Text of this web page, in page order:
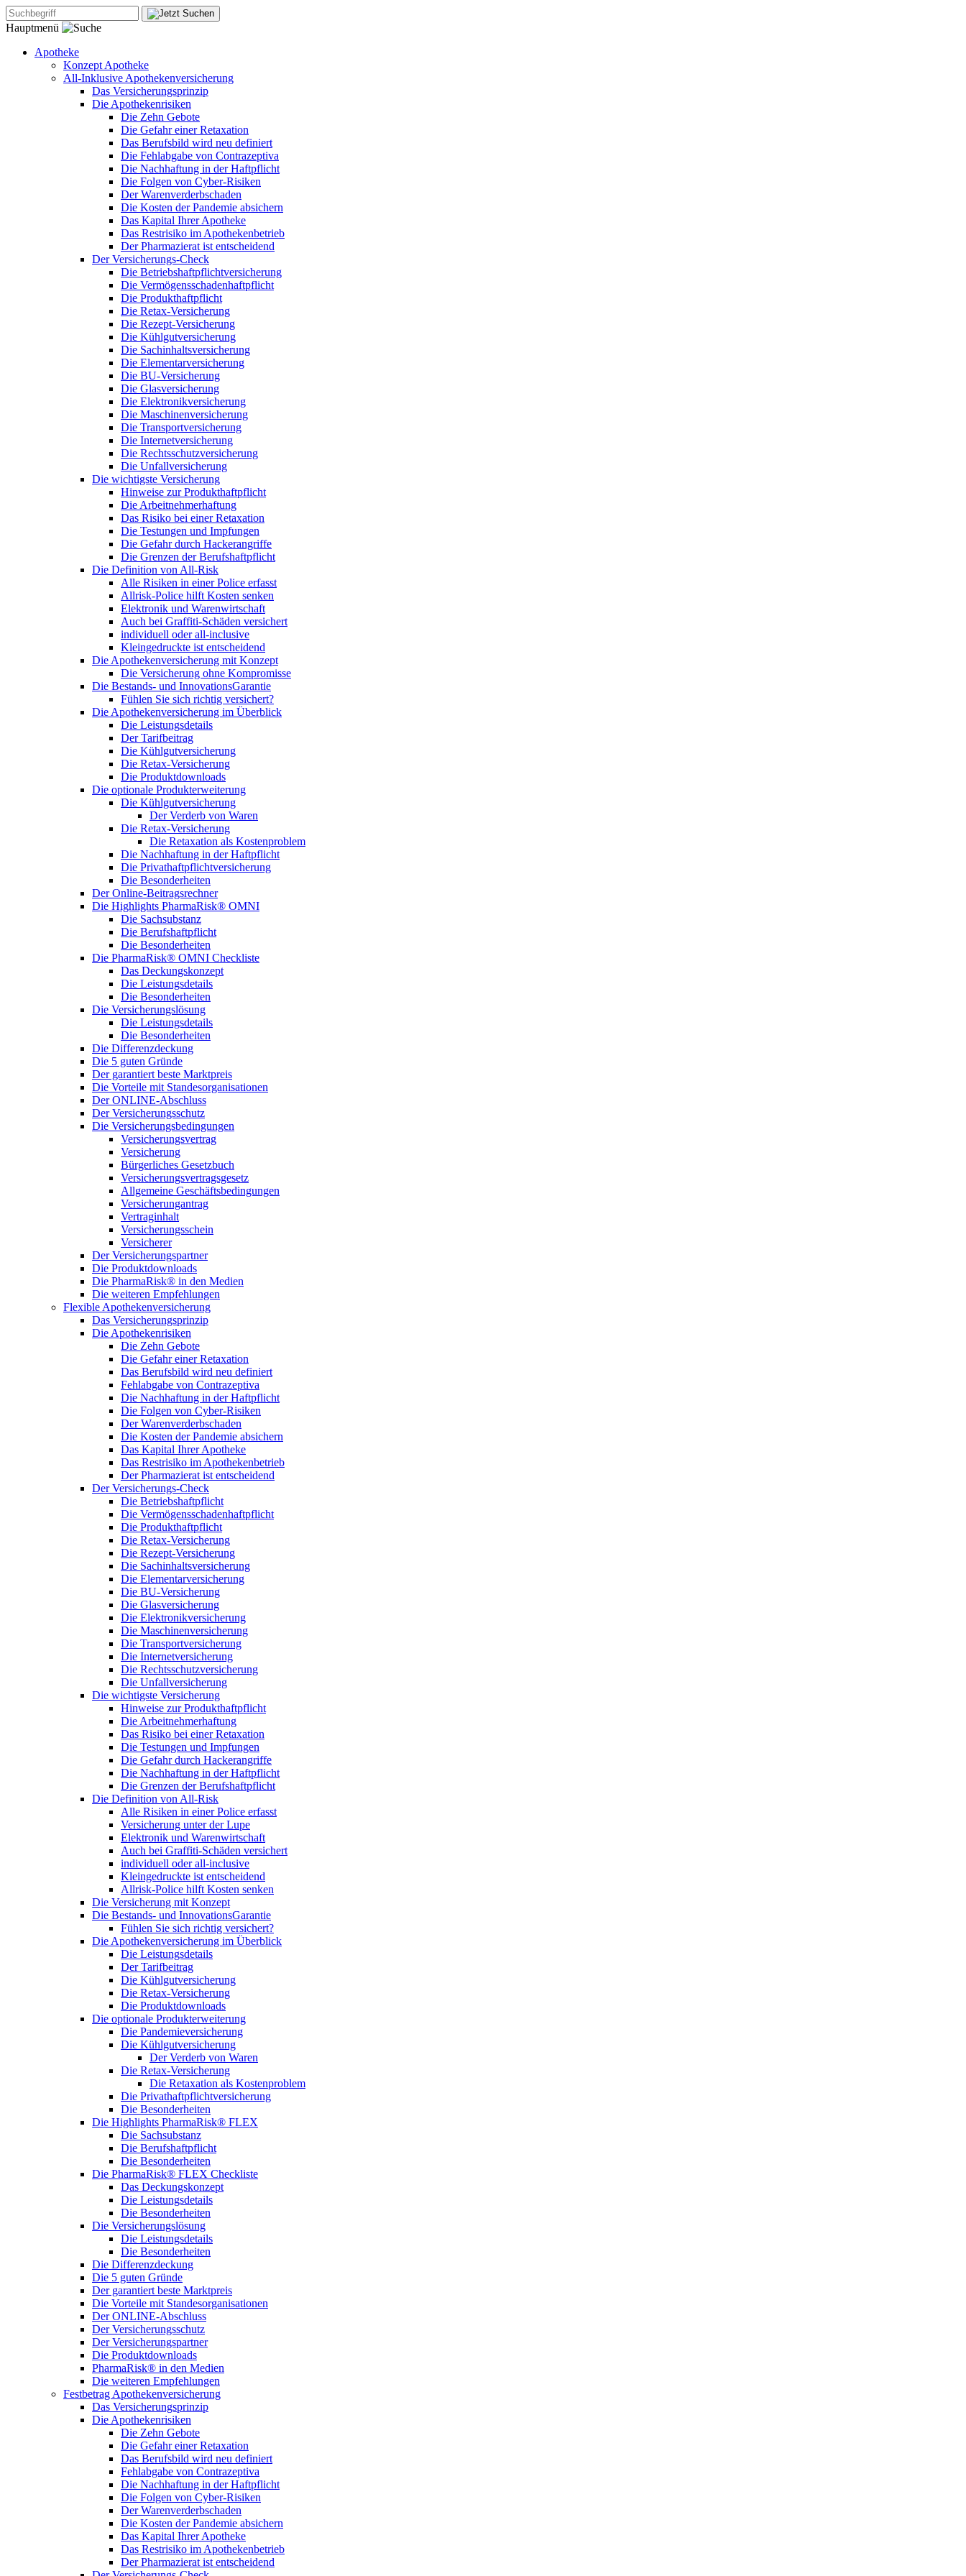
Hauptmenü
Apotheke
Konzept Apotheke
All-Inklusive Apothekenversicherung
Das Versicherungsprinzip
Die Apothekenrisiken
Die Zehn Gebote
Die Gefahr einer Retaxation
Das Berufsbild wird neu definiert
Die Fehlabgabe von Contrazeptiva
Die Nachhaftung in der Haftpflicht
Die Folgen von Cyber-Risiken
Der Warenverderbschaden
Die Kosten der Pandemie absichern
Das Kapital Ihrer Apotheke
Das Restrisiko im Apothekenbetrieb
Der Pharmazierat ist entscheidend
Der Versicherungs-Check
Die Betriebshaftpflichtversicherung
Die Vermögensschadenhaftpflicht
Die Produkthaftpflicht
Die Retax-Versicherung
Die Rezept-Versicherung
Die Kühlgutversicherung
Die Sachinhaltsversicherung
Die Elementarversicherung
Die BU-Versicherung
Die Glasversicherung
Die Elektronikversicherung
Die Maschinenversicherung
Die Transportversicherung
Die Internetversicherung
Die Rechtsschutzversicherung
Die Unfallversicherung
Die wichtigste Versicherung
Hinweise zur Produkthaftpflicht
Die Arbeitnehmerhaftung
Das Risiko bei einer Retaxation
Die Testungen und Impfungen
Die Gefahr durch Hackerangriffe
Die Grenzen der Berufshaftpflicht
Die Definition von All-Risk
Alle Risiken in einer Police erfasst
Allrisk-Police hilft Kosten senken
Elektronik und Warenwirtschaft
Auch bei Graffiti-Schäden versichert
individuell oder all-inclusive
Kleingedruckte ist entscheidend
Die Apothekenversicherung mit Konzept
Die Versicherung ohne Kompromisse
Die Bestands- und InnovationsGarantie
Fühlen Sie sich richtig versichert?
Die Apothekenversicherung im Überblick
Die Leistungsdetails
Der Tarifbeitrag
Die Kühlgutversicherung
Die Retax-Versicherung
Die Produktdownloads
Die optionale Produkterweiterung
Die Kühlgutversicherung
Der Verderb von Waren
Die Retax-Versicherung
Die Retaxation als Kostenproblem
Die Nachhaftung in der Haftpflicht
Die Privathaftpflichtversicherung
Die Besonderheiten
Der Online-Beitragsrechner
Die Highlights PharmaRisk® OMNI
Die Sachsubstanz
Die Berufshaftpflicht
Die Besonderheiten
Die PharmaRisk® OMNI Checkliste
Das Deckungskonzept
Die Leistungsdetails
Die Besonderheiten
Die Versicherungslösung
Die Leistungsdetails
Die Besonderheiten
Die Differenzdeckung
Die 5 guten Gründe
Der garantiert beste Marktpreis
Die Vorteile mit Standesorganisationen
Der ONLINE-Abschluss
Der Versicherungsschutz
Die Versicherungsbedingungen
Versicherungsvertrag
Versicherung
Bürgerliches Gesetzbuch
Versicherungsvertragsgesetz
Allgemeine Geschäftsbedingungen
Versicherungantrag
Vertraginhalt
Versicherungsschein
Versicherer
Der Versicherungspartner
Die Produktdownloads
Die PharmaRisk® in den Medien
Die weiteren Empfehlungen
Flexible Apothekenversicherung
Das Versicherungsprinzip
Die Apothekenrisiken
Die Zehn Gebote
Die Gefahr einer Retaxation
Das Berufsbild wird neu definiert
Fehlabgabe von Contrazeptiva
Die Nachhaftung in der Haftpflicht
Die Folgen von Cyber-Risiken
Der Warenverderbschaden
Die Kosten der Pandemie absichern
Das Kapital Ihrer Apotheke
Das Restrisiko im Apothekenbetrieb
Der Pharmazierat ist entscheidend
Der Versicherungs-Check
Die Betriebshaftpflicht
Die Vermögensschadenhaftpflicht
Die Produkthaftpflicht
Die Retax-Versicherung
Die Rezept-Versicherung
Die Sachinhaltsversicherung
Die Elementarversicherung
Die BU-Versicherung
Die Glasversicherung
Die Elektronikversicherung
Die Maschinenversicherung
Die Transportversicherung
Die Internetversicherung
Die Rechtsschutzversicherung
Die Unfallversicherung
Die wichtigste Versicherung
Hinweise zur Produkthaftpflicht
Die Arbeitnehmerhaftung
Das Risiko bei einer Retaxation
Die Testungen und Impfungen
Die Gefahr durch Hackerangriffe
Die Nachhaftung in der Haftpflicht
Die Grenzen der Berufshaftpflicht
Die Definition von All-Risk
Alle Risiken in einer Police erfasst
Versicherung unter der Lupe
Elektronik und Warenwirtschaft
Auch bei Graffiti-Schäden versichert
individuell oder all-inclusive
Kleingedruckte ist entscheidend
Allrisk-Police hilft Kosten senken
Die Versicherung mit Konzept
Die Bestands- und InnovationsGarantie
Fühlen Sie sich richtig versichert?
Die Apothekenversicherung im Überblick
Die Leistungsdetails
Der Tarifbeitrag
Die Kühlgutversicherung
Die Retax-Versicherung
Die Produktdownloads
Die optionale Produkterweiterung
Die Pandemieversicherung
Die Kühlgutversicherung
Der Verderb von Waren
Die Retax-Versicherung
Die Retaxation als Kostenproblem
Die Privathaftpflichtversicherung
Die Besonderheiten
Die Highlights PharmaRisk® FLEX
Die Sachsubstanz
Die Berufshaftpflicht
Die Besonderheiten
Die PharmaRisk® FLEX Checkliste
Das Deckungskonzept
Die Leistungsdetails
Die Besonderheiten
Die Versicherungslösung
Die Leistungsdetails
Die Besonderheiten
Die Differenzdeckung
Die 5 guten Gründe
Der garantiert beste Marktpreis
Die Vorteile mit Standesorganisationen
Der ONLINE-Abschluss
Der Versicherungsschutz
Der Versicherungspartner
Die Produktdownloads
PharmaRisk® in den Medien
Die weiteren Empfehlungen
Festbetrag Apothekenversicherung
Das Versicherungsprinzip
Die Apothekenrisiken
Die Zehn Gebote
Die Gefahr einer Retaxation
Das Berufsbild wird neu definiert
Fehlabgabe von Contrazeptiva
Die Nachhaftung in der Haftpflicht
Die Folgen von Cyber-Risiken
Der Warenverderbschaden
Die Kosten der Pandemie absichern
Das Kapital Ihrer Apotheke
Das Restrisiko im Apothekenbetrieb
Der Pharmazierat ist entscheidend